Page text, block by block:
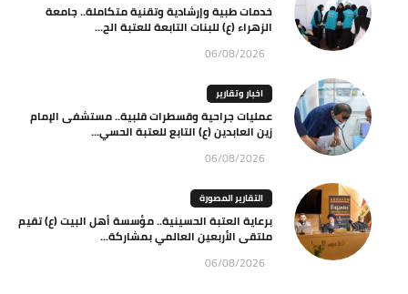
خدمات طبية وإرشادية وتقنية متكاملة.. جامعة
الزهراء (ع) للبنات التابعة للعتبة الح...
06/08/2026
اخبار وتقارير
عمليات جراحية وقسطرات قلبية.. مستشفى الإمام
زين العابدين (ع) التابع للعتبة الحسي...
06/08/2026
التقارير المصورة
برعاية العتبة الحسينية.. مؤسسة أهل البيت (ع) تقيم
ملتقى الأربعين العالمي بمشاركة...
06/08/2026